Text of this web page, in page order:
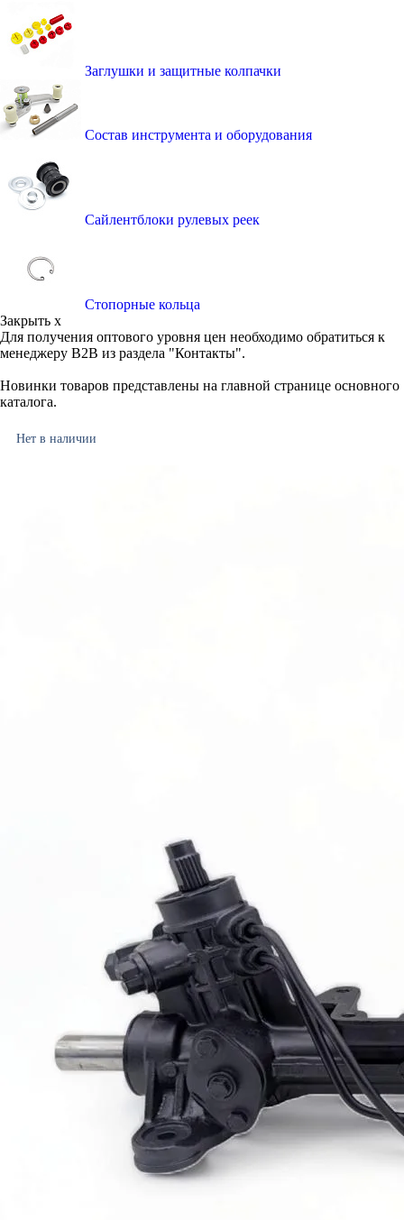
Заглушки и защитные колпачки
Состав инструмента и оборудования
Сайлентблоки рулевых реек
Стопорные кольца
Закрыть x
Для получения оптового уровня цен необходимо обратиться к
менеджеру B2B из раздела "Контакты".
Новинки товаров представлены на главной странице основного
каталога.
Нет в наличии